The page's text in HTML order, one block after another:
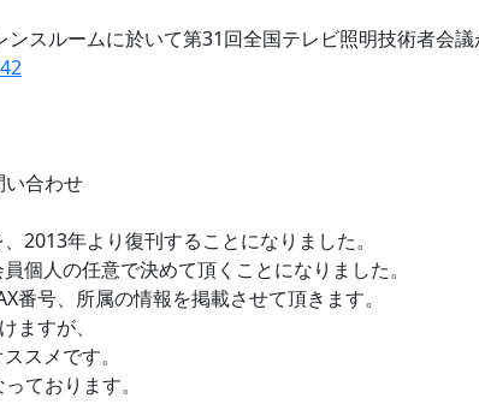
スルームに於いて第31回全国テレビ照明技術者会議
合わせ
2013年より復刊することになりました。
個人の任意で決めて頂くことになりました。
番号、所属の情報を掲載させて頂きます。
ますが、
スメです。
ております。